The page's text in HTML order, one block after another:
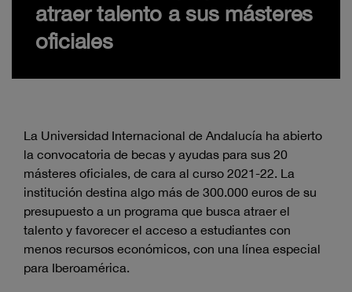
atraer talento a sus másteres
oficiales
La Universidad Internacional de Andalucía ha abierto
la convocatoria de becas y ayudas para sus 20
másteres oficiales, de cara al curso 2021-22. La
institución destina algo más de 300.000 euros de su
presupuesto a un programa que busca atraer el
talento y favorecer el acceso a estudiantes con
menos recursos económicos, con una línea especial
para Iberoamérica.